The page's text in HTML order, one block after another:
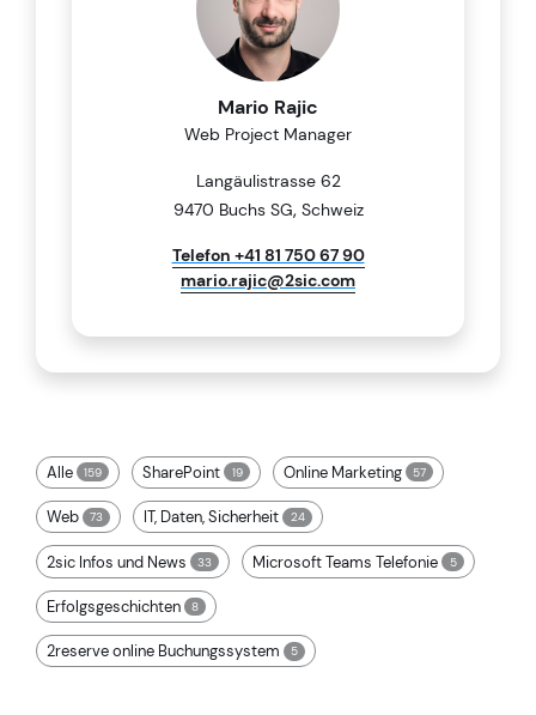
Mario Rajic
Web Project Manager
Langäulistrasse 62
9470 Buchs SG, Schweiz
Telefon +41 81 750 67 90
mario.rajic@2sic.com
Alle 159 SharePoint 19 Online Marketing 57
Web 73 IT, Daten, Sicherheit 24
2sic Infos und News 33 Microsoft Teams Telefonie 5
Erfolgsgeschichten 8
2reserve online Buchungssystem 5